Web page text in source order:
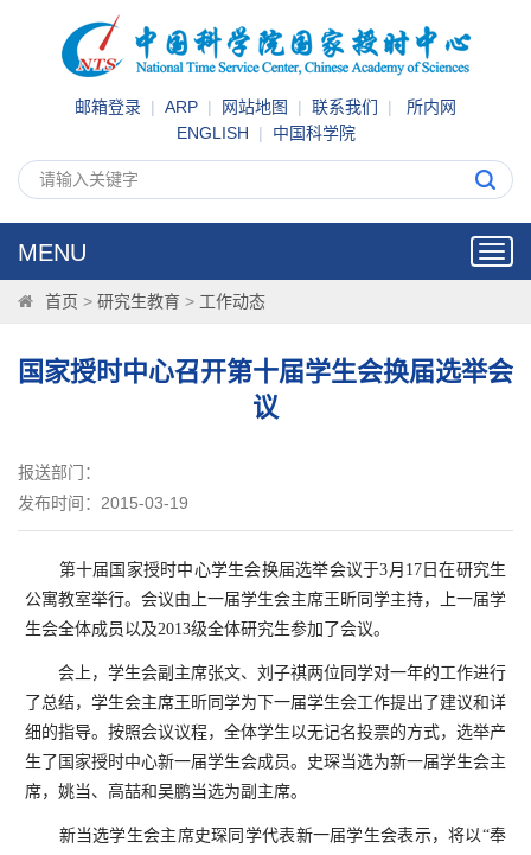
邮箱登录 | ARP | 网站地图 | 联系我们 | 所内网
ENGLISH | 中国科学院
MENU
首页 > 研究生教育 > 工作动态
国家授时中心召开第十届学生会换届选举会
议
报送部门：
发布时间：2015-03-19
第十届国家授时中心学生会换届选举会议于3月 17日在研究生
公寓教室举行。会议由上一届学生会主席王昕同学主持，上一届学
生会全体成员以及2013级全体研究生参加了会议。
会上，学生会副主席张文、刘子祺两位同学对一年的工作进行
了总结，学生会主席王昕同学为下一届学生会工作提出了建议和详
细的指导。按照会议议程，全体学生以无记名投票的方式，选举产
生了国家授时中心新一届学生会成员。史琛当选为新一届学生会主
席，姚当、高喆和吴鹏当选为副主席。
新当选学生会主席史琛同学代表新一届学生会表示，将以“奉